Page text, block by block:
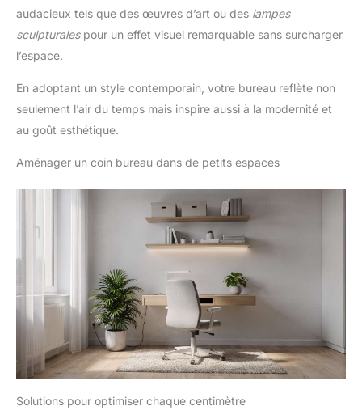
audacieux tels que des œuvres d’art ou des lampes
sculpturalespour un effet visuel remarquable sans surcharger
l’espace.
En adoptant un style contemporain, votre bureau reflète non
seulement l’air du temps mais inspire aussi à la modernité et
au goût esthétique.
Aménager un coin bureau dans de petits espaces
Solutions pour optimiser chaque centimètre